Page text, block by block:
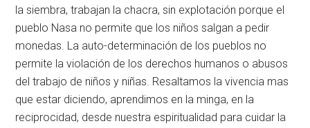
la siembra, trabajan la chacra, sin explotación porque el
pueblo Nasa no permite que los niños salgan a pedir
monedas. La auto-determinación de los pueblos no
permite la violación de los derechos humanos o abusos
del trabajo de niños y niñas. Resaltamos la vivencia mas
que estar diciendo, aprendimos en la minga, en la
reciprocidad, desde nuestra espiritualidad para cuidar la